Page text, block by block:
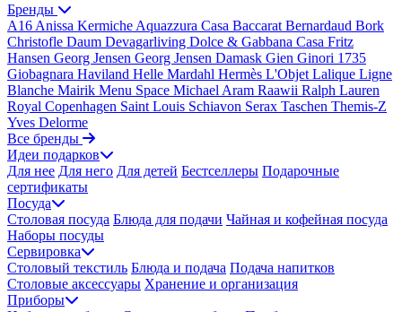
Бренды
A16 Anissa Kermiche Aquazzura Casa Baccarat Bernardaud Bork
Christofle Daum Devagarliving Dolce & Gabbana Casa Fritz
Hansen Georg Jensen Georg Jensen Damask Gien Ginori 1735
Giobagnara Haviland Helle Mardahl Hermès L'Objet Lalique Ligne
Blanche Mairik Menu Space Michael Aram Raawii Ralph Lauren
Royal Copenhagen Saint Louis Schiavon Serax Taschen Themis-Z
Yves Delorme
Все бренды
Идеи подарков
Для нее Для него Для детей Бестселлеры Подарочные
сертификаты
Посуда
Столовая посуда Блюда для подачи Чайная и кофейная посуда
Наборы посуды
Сервировка
Столовый текстиль Блюда и подача Подача напитков
Столовые аксессуары Хранение и организация
Приборы